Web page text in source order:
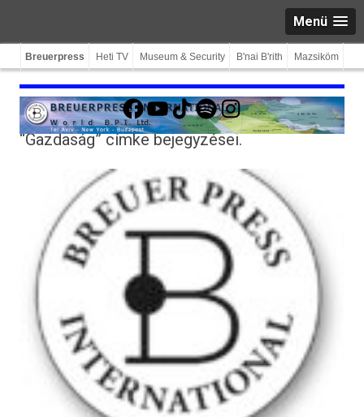
Menü
Breuerpress Heti TV Museum & Security B'nai B'rith Mazsiköm
Facebook
YouTube
TikTokSpotifyInstagram
“Gazdaság”címke bejegyzései.